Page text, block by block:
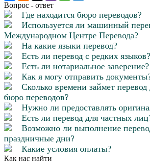
Вопрос - ответ
Где находится бюро переводов?
Используется ли машинный
Международном Центре Перевода?
На какие языки перевод?
Есть ли перевод с редких языков?
Есть ли нотариальное заверение?
Как я могу отправить
Сколько времени займет
бюро переводов?
Нужно ли предоставлять
Есть ли перевод для частных
Возможно ли выполнение
праздничные дни?
Какие условия оплаты?
Как нас найти